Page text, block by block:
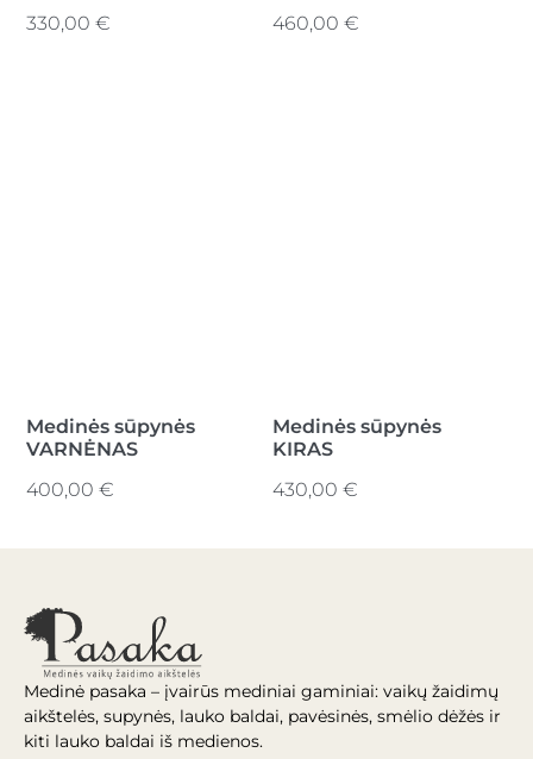
330,00€
460,00 €
Medinės sūpynės
VARNĖNAS
400,00€
Medinės sūpynės
KIRAS
430,00 €
Medinė pasaka – įvairūs mediniai gaminiai: vaikų žaidimų
aikštelės, supynės, lauko baldai, pavėsinės, smėlio dėžės ir
kiti lauko baldai iš medienos.